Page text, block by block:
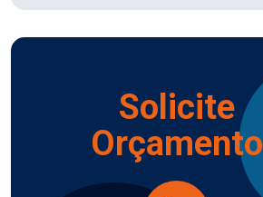
Solicite
Orçamento